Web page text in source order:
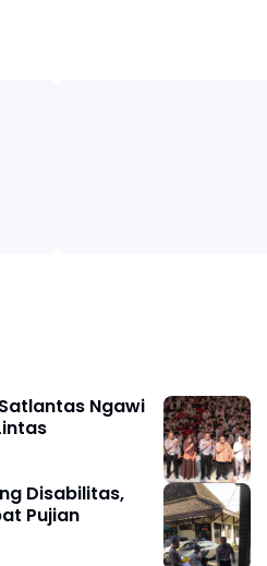
Ngawi
Disabilitas,
Pujian